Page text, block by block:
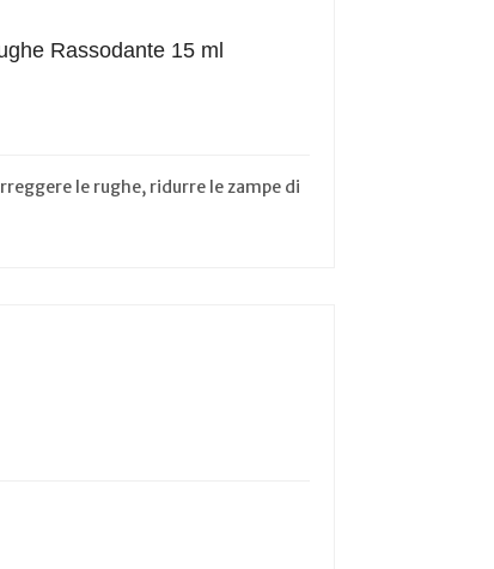
Rassodante 15 ml
le rughe, ridurre le zampe di